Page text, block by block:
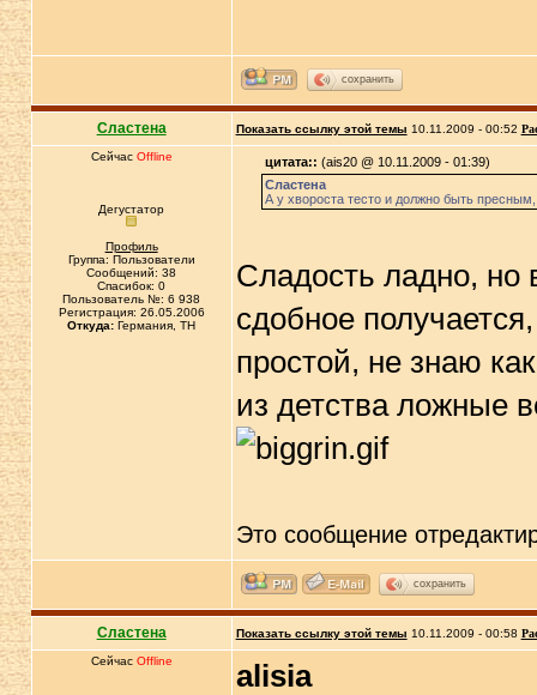
сохранить
Сластена Показать ссылку этой темы 10.11.2009 - 00:52
Сейчас Offline
Дегустатор
Профиль
Группа: Пользователи
Сообщений: 38
Спасибок: 0
Пользователь №: 6 938
Регистрация: 26.05.2006
Откуда: Германия, TH
цитата:: (ais20 @ 10.11.2009 - 01:39)
Сластена
А у хвороста тесто и должно быть
Сладость ладно, но
сдобное
простой, не знаю
из детства ложные
Это сообщение
сохранить
Сластена Показать ссылку этой темы 10.11.2009 - 00:58
Сейчас Offline
alisia